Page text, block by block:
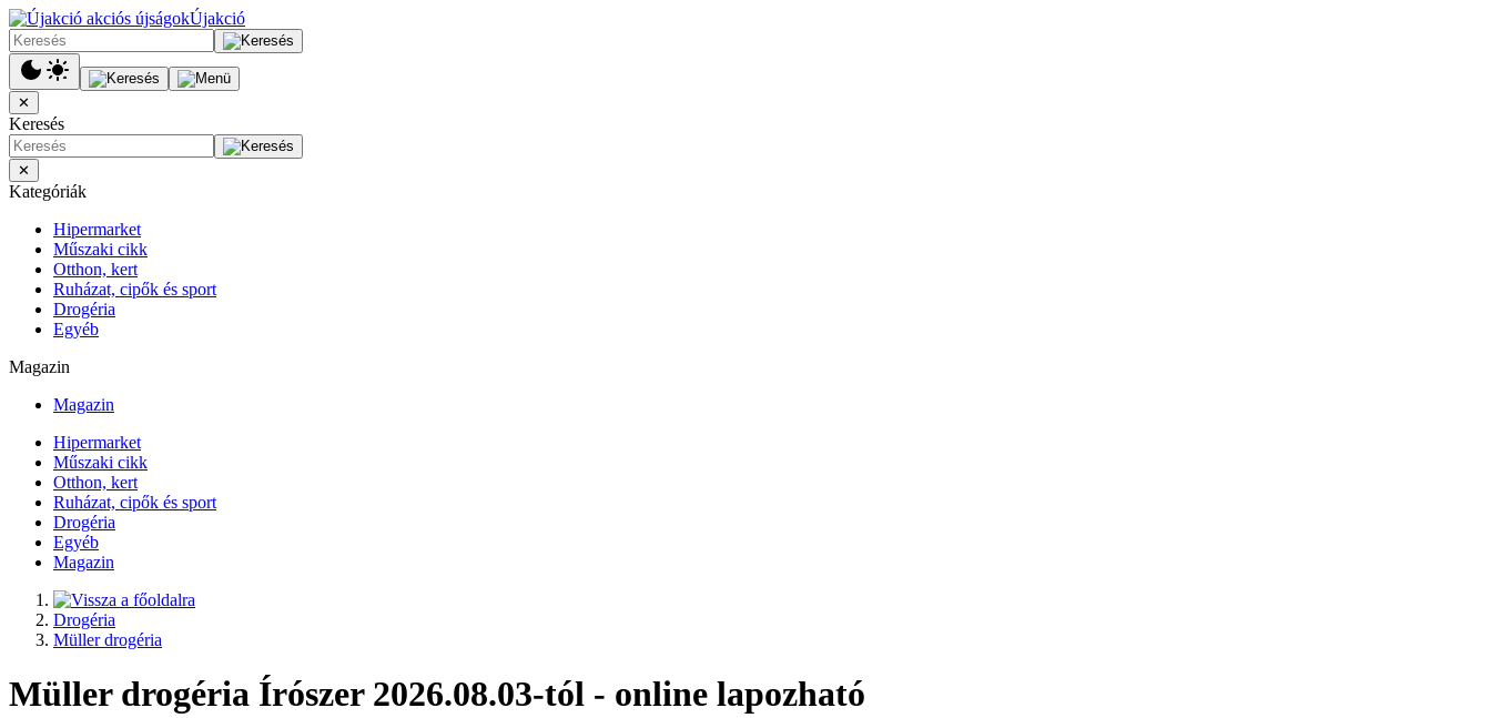
Újakció
✕
Keresés
✕
Kategóriák
Hipermarket
Műszaki cikk
Otthon, kert
Ruházat, cipők és sport
Drogéria
Egyéb
Magazin
Magazin
Hipermarket
Műszaki cikk
Otthon, kert
Ruházat, cipők és sport
Drogéria
Egyéb
Magazin
Drogéria
Müller drogéria
Müller drogéria Írószer 2026.08.03-tól - online lapozható